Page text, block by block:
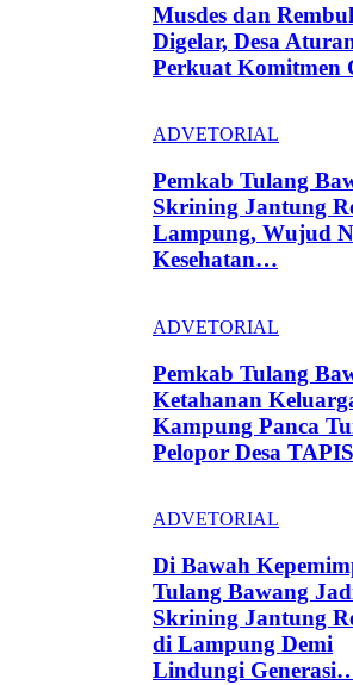
Musdes dan
Digelar, Desa
Perkuat Komitmen
ADVETORIAL
Pemkab Tulang
Skrining Jantung
Lampung, Wujud
Kesehatan…
ADVETORIAL
Pemkab Tulang
Ketahanan
Kampung Panca
Pelopor Desa TAPIS
ADVETORIAL
Di Bawah
Tulang Bawang
Skrining Jantung
di Lampung Demi
Lindungi